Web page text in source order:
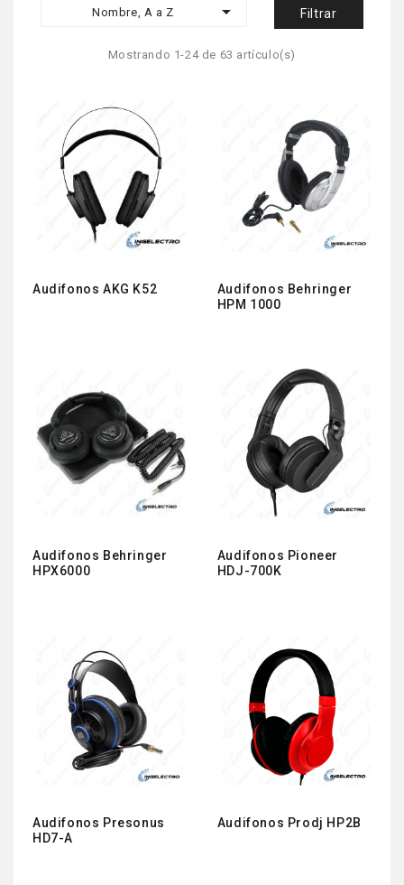
Nombre, A a Z  Filtrar
Mostrando 1-24 de 63 artículo(s)
Audifonos AKG K52
Audifonos Behringer
HPM 1000
Audifonos Behringer
HPX6000
Audifonos Pioneer
HDJ-700K
Audifonos Presonus
HD7-A
Audifonos Prodj HP2B